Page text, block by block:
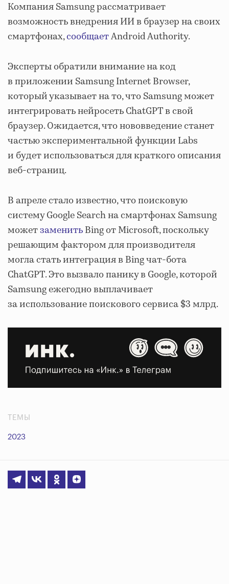
Компания Samsung рассматривает
возможность внедрения ИИ в браузер на своих
смартфонах,сообщаетAndroid Authority.
Эксперты обратили внимание на код
в приложении Samsung Internet Browser,
который указывает на то, что Samsung может
интегрировать нейросеть ChatGPT в свой
браузер. Ожидается, что нововведение станет
частью экспериментальной функции Labs
и будет использоваться для краткого описания
веб-страниц.
В апреле стало известно, что поисковую
систему Google Search на смартфонах Samsung
можетзаменитьBing от Microsoft, поскольку
решающим фактором для производителя
могла стать интеграция в Bing чат-бота
ChatGPT. Это вызвало панику в Google, которой
Samsung ежегодно выплачивает
за использование поискового сервиса $3 млрд.
ТЕМЫ
2023